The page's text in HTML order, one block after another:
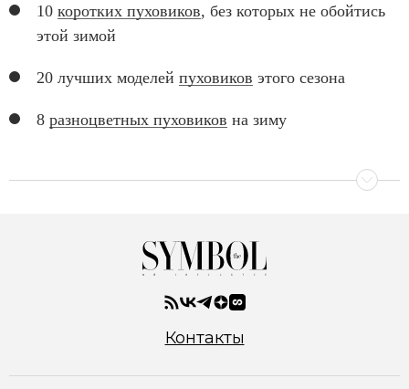
10 коротких пуховиков, без которых не обойтись
этой зимой
20 лучших моделей пуховиков этого сезона
8 разноцветных пуховиков на зиму
Контакты